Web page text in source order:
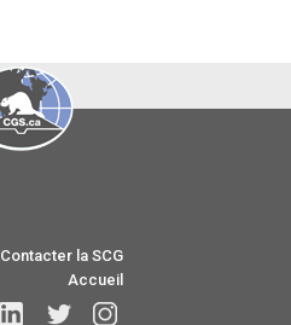
Contacter la SCG
Accueil